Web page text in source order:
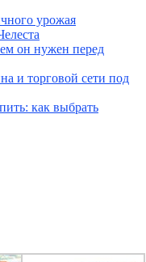
урожая
он нужен перед
и торговой сети под
как выбрать